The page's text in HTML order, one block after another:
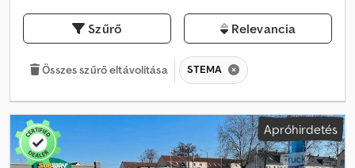
Szűrő Relevancia
Összes szűrő eltávolítása STEMA
Apróhirdetés